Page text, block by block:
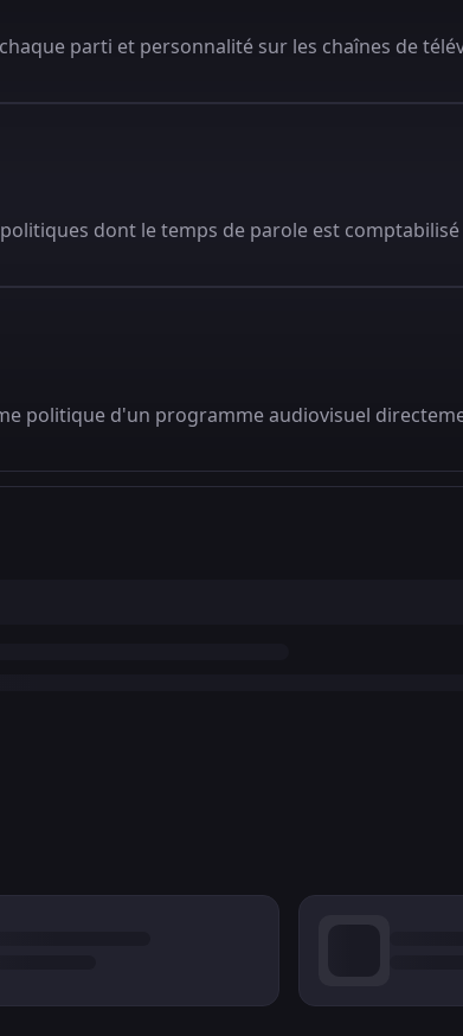
parti et personnalité sur les chaînes de
dont le temps de parole est comptabilisé
politique d'un programme audiovisuel